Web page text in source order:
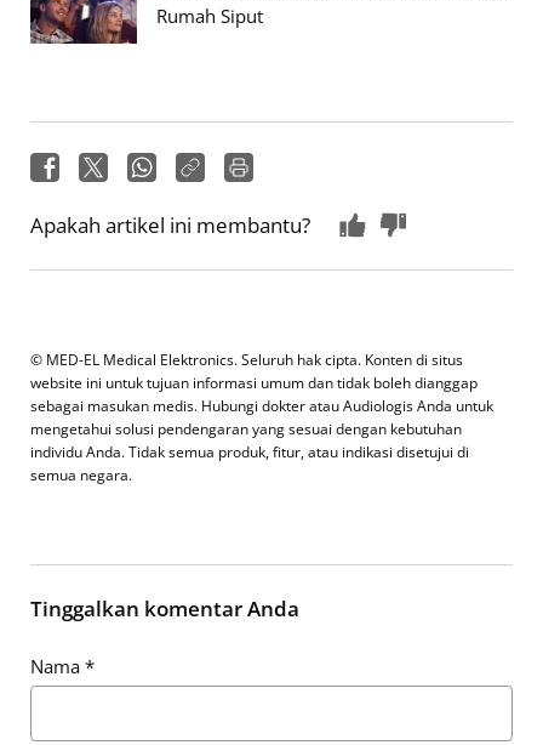
Rumah Siput
Apakah artikel ini membantu?
© MED-EL Medical Elektronics. Seluruh hak cipta. Konten di situs
website ini untuk tujuan informasi umum dan tidak boleh dianggap
sebagai masukan medis. Hubungi dokter atau Audiologis Anda untuk
mengetahui solusi pendengaran yang sesuai dengan kebutuhan
individu Anda. Tidak semua produk, fitur, atau indikasi disetujui di
semua negara.
Tinggalkan komentar Anda
Nama *